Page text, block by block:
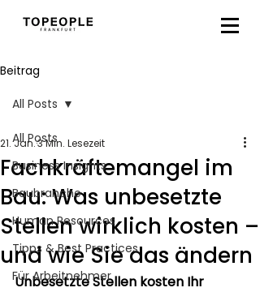
Beitrag
All Posts
Business Insights
Baubranche
Human Resources
Tipps & Best Practices
Für Arbeitnehmer
All Posts
Fachkräftemangel im
Bau: Was unbesetzte
Stellen wirklich kosten –
und wie Sie das ändern
21. Jan.3 Min. Lesezeit
Unbesetzte Stellen kosten Ihr